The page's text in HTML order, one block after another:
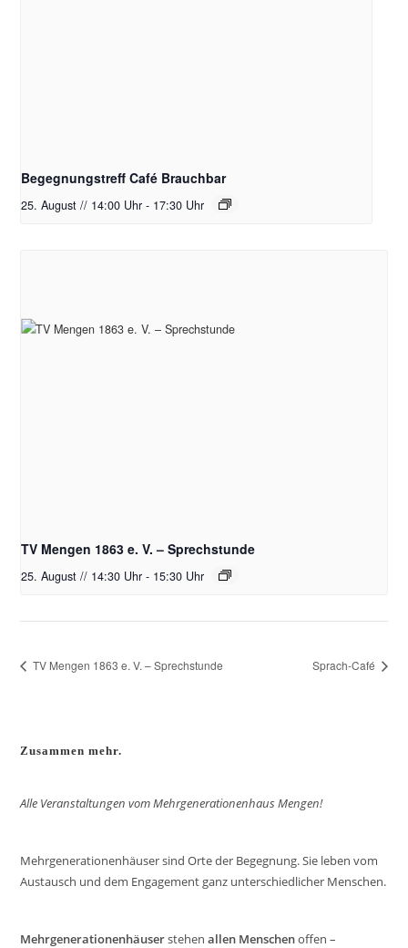
Begegnungstreff Café Brauchbar
25. August // 14:00 Uhr - 17:30 Uhr
TV Mengen 1863 e. V. – Sprechstunde
25. August // 14:30 Uhr - 15:30 Uhr
TV Mengen 1863 e. V. – Sprechstunde Sprach-Café
Zusammen mehr.
Alle Veranstaltungen vom Mehrgenerationenhaus Mengen!
Mehrgenerationenhäuser sind Orte der Begegnung. Sie leben vom
Austausch und dem Engagement ganz unterschiedlicher Menschen.
Mehrgenerationenhäuserstehenallen Menschenoffen –